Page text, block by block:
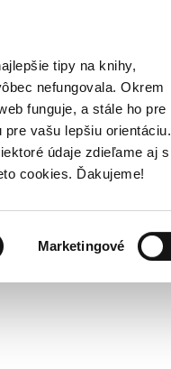
tipy na knihy,
nefungovala. Okrem
funguje, a stále ho pre
vašu lepšiu orientáciu.
údaje zdieľame aj s
cookies. Ďakujeme!
Marketingové